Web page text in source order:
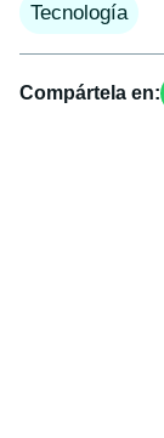
Tecnología
Compártela en: